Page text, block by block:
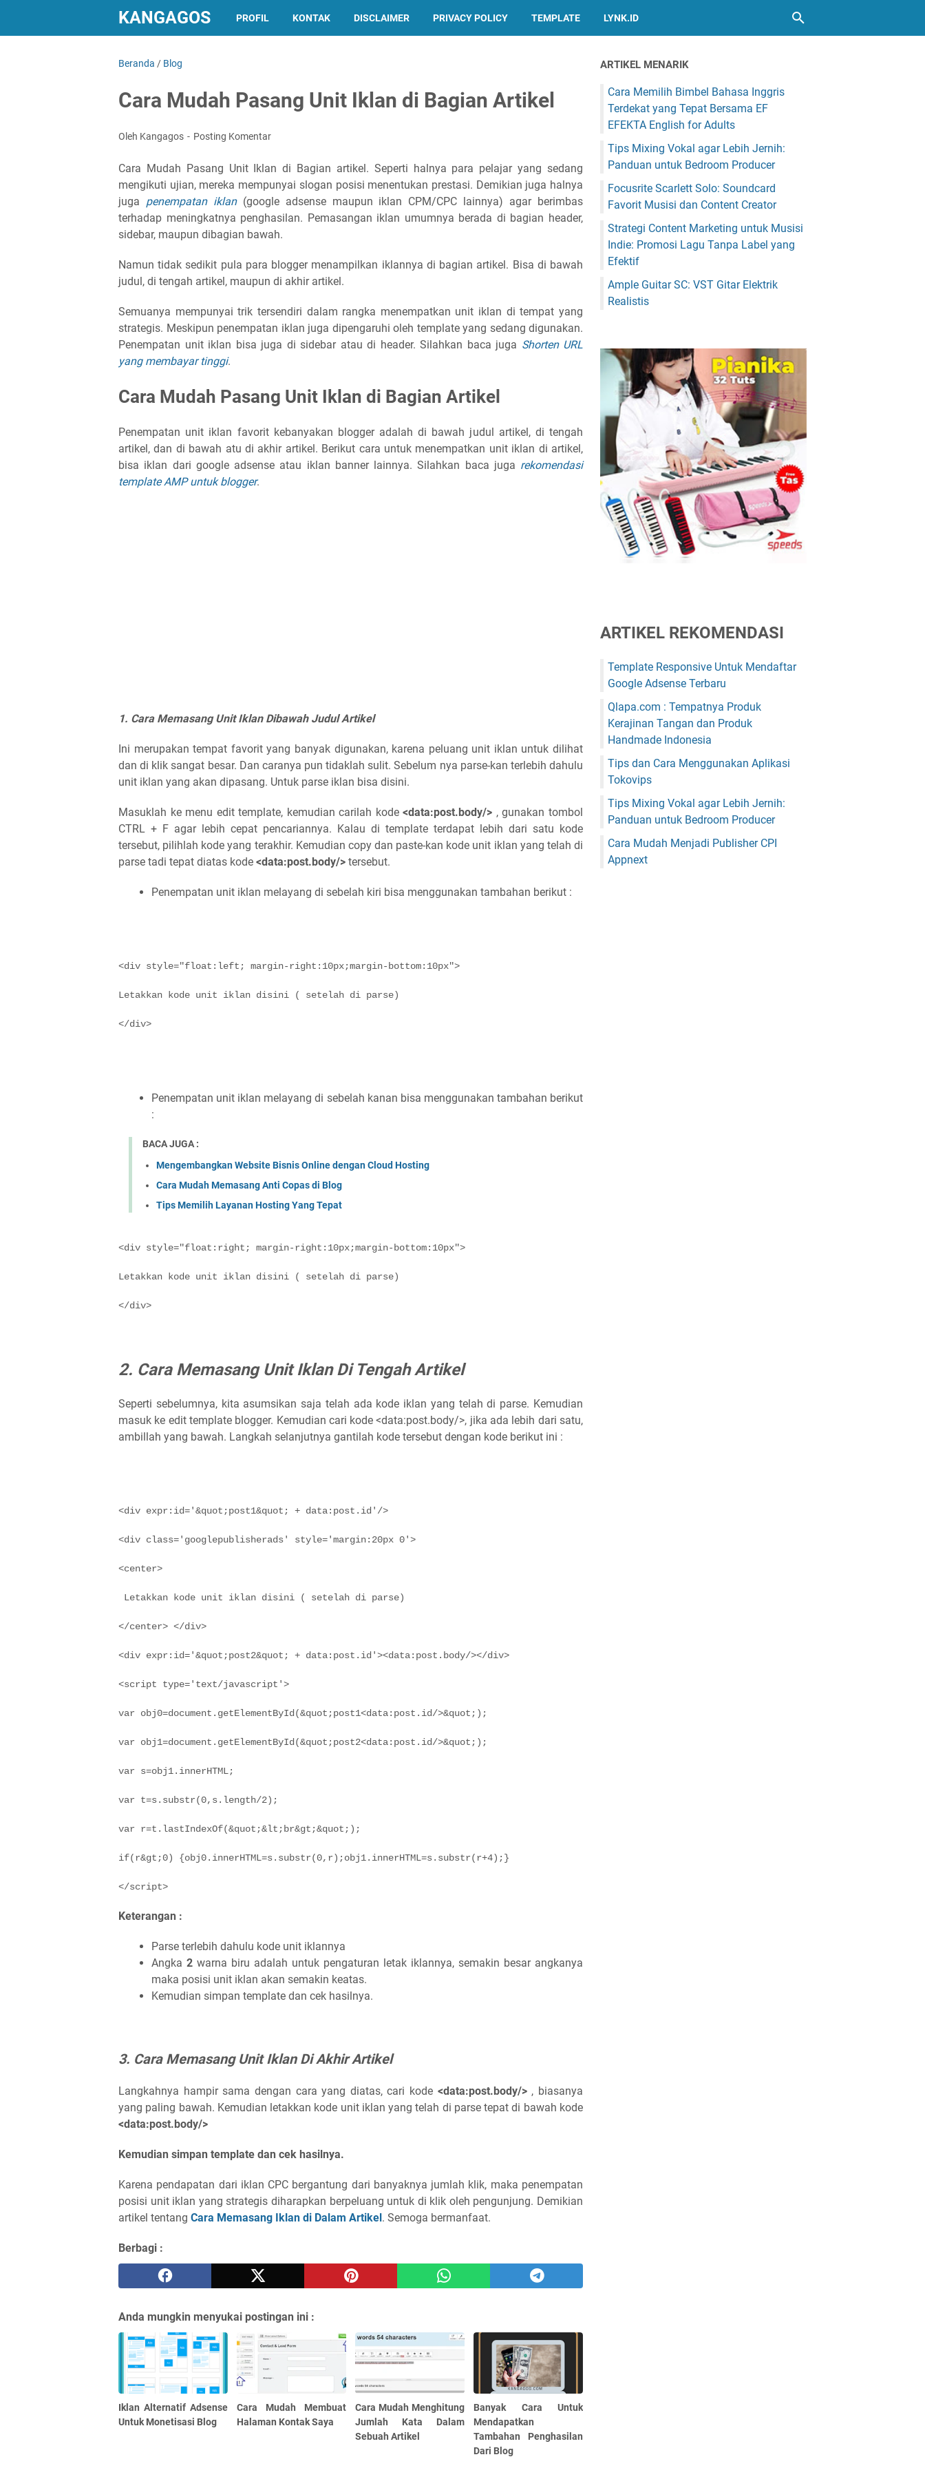
KANGAGOS PROFIL KONTAK DISCLAIMER PRIVACY POLICY TEMPLATE LYNK.ID
Beranda / Blog
Cara Mudah Pasang Unit Iklan di Bagian Artikel
Oleh Kangagos Posting Komentar
Cara Mudah Pasang Unit Iklan di Bagian artikel. Seperti halnya para pelajar yang sedang
mengikuti ujian, mereka mempunyai slogan posisi menentukan prestasi. Demikian juga halnya
juga penempatan iklan(google adsense maupun iklan CPM/CPC lainnya) agar berimbas
terhadap meningkatnya penghasilan. Pemasangan iklan umumnya berada di bagian header,
sidebar, maupun dibagian bawah.
Namun tidak sedikit pula para blogger menampilkan iklannya di bagian artikel. Bisa di bawah
judul, di tengah artikel, maupun di akhir artikel.
Semuanya mempunyai trik tersendiri dalam rangka menempatkan unit iklan di tempat yang
strategis. Meskipun penempatan iklan juga dipengaruhi oleh template yang sedang digunakan.
Penempatan unit iklan bisa juga di sidebar atau di header. Silahkan baca juga Shorten URL
yang membayar tinggi.
Cara Mudah Pasang Unit Iklan di Bagian Artikel
Penempatan unit iklan favorit kebanyakan blogger adalah di bawah judul artikel, di tengah
artikel, dan di bawah atu di akhir artikel. Berikut cara untuk menempatkan unit iklan di artikel,
bisa iklan dari google adsense atau iklan banner lainnya. Silahkan baca juga rekomendasi
template AMP untuk blogger.
1. Cara Memasang Unit Iklan Dibawah Judul Artikel
Ini merupakan tempat favorit yang banyak digunakan, karena peluang unit iklan untuk dilihat
dan di klik sangat besar. Dan caranya pun tidaklah sulit. Sebelum nya parse-kan terlebih dahulu
unit iklan yang akan dipasang. Untuk parse iklan bisa disini.
Masuklah ke menu edit template, kemudian carilah kode<data:post.body/> , gunakan tombol
CTRL + F agar lebih cepat pencariannya. Kalau di template terdapat lebih dari satu kode
tersebut, pilihlah kode yang terakhir. Kemudian copy dan paste-kan kode unit iklan yang telah di
parse tadi tepat diatas kode <data:post.body/> tersebut.
Penempatan unit iklan melayang di sebelah kiri bisa menggunakan tambahan berikut :
<div style="float:left; margin-right:10px;margin-bottom:10px">
Letakkan kode unit iklan disini ( setelah di parse)
</div>
Penempatan unit iklan melayang di sebelah kanan bisa menggunakan tambahan berikut
:
BACA JUGA :
Mengembangkan Website Bisnis Online dengan Cloud Hosting
Cara Mudah Memasang Anti Copas di Blog
Tips Memilih Layanan Hosting Yang Tepat
<div style="float:right; margin-right:10px;margin-bottom:10px">
Letakkan kode unit iklan disini ( setelah di parse)
2. Cara Memasang Unit Iklan Di Tengah Artikel
Seperti sebelumnya, kita asumsikan saja telah ada kode iklan yang telah di parse. Kemudian
masuk ke edit template blogger. Kemudian cari kode <data:post.body/>, jika ada lebih dari satu,
ambillah yang bawah. Langkah selanjutnya gantilah kode tersebut dengan kode berikut ini :
<div expr:id='&quot;post1&quot; + data:post.id'/>
<div class='googlepublisherads' style='margin:20px 0'>
<center>
Letakkan kode unit iklan disini ( setelah di parse)
</center> </div>
<div expr:id='&quot;post2&quot; + data:post.id'><data:post.body/></div>
<script type='text/javascript'>
var obj0=document.getElementById(&quot;post1<data:post.id/>&quot;);
var obj1=document.getElementById(&quot;post2<data:post.id/>&quot;);
var s=obj1.innerHTML;
var t=s.substr(0,s.length/2);
var r=t.lastIndexOf(&quot;&lt;br&gt;&quot;);
if(r&gt;0) {obj0.innerHTML=s.substr(0,r);obj1.innerHTML=s.substr(r+4);}
</script>
Keterangan :
Parse terlebih dahulu kode unit iklannya
Angka 2 warna biru adalah untuk pengaturan letak iklannya, semakin besar angkanya
maka posisi unit iklan akan semakin keatas.
Kemudian simpan template dan cek hasilnya.
3. Cara Memasang Unit Iklan Di Akhir Artikel
Langkahnya hampir sama dengan cara yang diatas, cari kode <data:post.body/>, biasanya
yang paling bawah. Kemudian letakkan kode unit iklan yang telah di parse tepat di bawah kode
<data:post.body/>
Kemudian simpan template dan cek hasilnya.
Karena pendapatan dari iklan CPC bergantung dari banyaknya jumlah klik, maka penempatan
posisi unit iklan yang strategis diharapkan berpeluang untuk di klik oleh pengunjung. Demikian
artikel tentang Cara Memasang Iklan di Dalam Artikel. Semoga bermanfaat.
Berbagi :
Anda mungkin menyukai postingan ini :
Iklan Alternatif Adsense
Untuk Monetisasi Blog
Cara Mudah Membuat
Halaman Kontak Saya
Cara Mudah Menghitung
Jumlah Kata Dalam
Sebuah Artikel
Banyak Cara Untuk
Mendapatkan
Tambahan Penghasilan
Dari Blog
ARTIKEL MENARIK
Cara Memilih Bimbel Bahasa Inggris
Terdekat yang Tepat Bersama EF
EFEKTA English for Adults
Tips Mixing Vokal agar Lebih Jernih:
Panduan untuk Bedroom Producer
Focusrite Scarlett Solo: Soundcard
Favorit Musisi dan Content Creator
Strategi Content Marketing untuk Musisi
Indie: Promosi Lagu Tanpa Label yang
Efektif
Ample Guitar SC: VST Gitar Elektrik
Realistis
ARTIKEL REKOMENDASI
Template Responsive Untuk Mendaftar
Google Adsense Terbaru
Qlapa.com : Tempatnya Produk
Kerajinan Tangan dan Produk
Handmade Indonesia
Tips dan Cara Menggunakan Aplikasi
Tokovips
Tips Mixing Vokal agar Lebih Jernih:
Panduan untuk Bedroom Producer
Cara Mudah Menjadi Publisher CPI
Appnext